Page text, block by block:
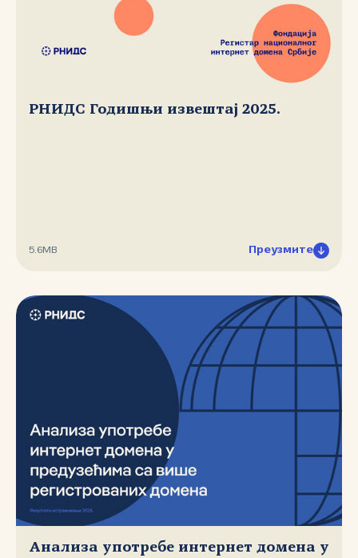
РНИДС Годишњи извештај 2025.
5.6MB Преузмите
Анализа употребе интернет домена у